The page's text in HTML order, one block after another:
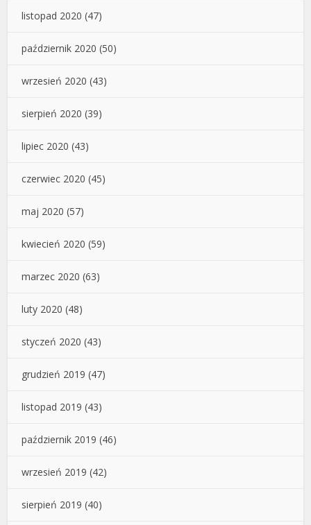
listopad 2020 (47)
październik 2020 (50)
wrzesień 2020 (43)
sierpień 2020 (39)
lipiec 2020 (43)
czerwiec 2020 (45)
maj 2020 (57)
kwiecień 2020 (59)
marzec 2020 (63)
luty 2020 (48)
styczeń 2020 (43)
grudzień 2019 (47)
listopad 2019 (43)
październik 2019 (46)
wrzesień 2019 (42)
sierpień 2019 (40)